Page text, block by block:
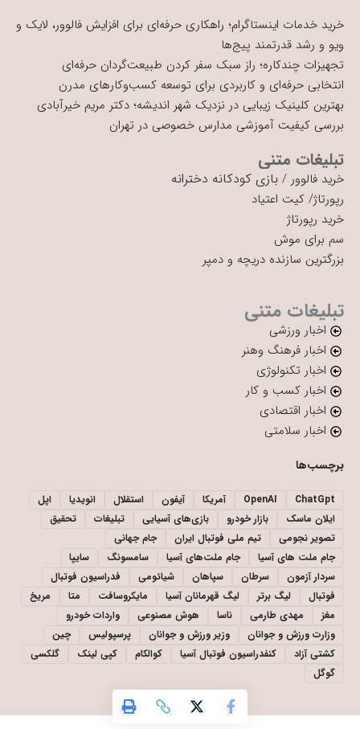
خرید خدمات اینستاگرام؛ راهکاری حرفه‌ای برای افزایش فالوور، لایک و
ویو و رشد قدرتمند پیج‌ها
تجهیزات چندکاره؛ راز سبک سفر کردن طبیعت‌گردان حرفه‌ای
انتخابی حرفه‌ای و کاربردی برای توسعه کسب‌وکارهای مدرن
بهترین کلینیک زیبایی در نزدیک شهر اندیشه؛ دکتر مریم خیرآبادی
بررسی کیفیت آموزشی مدارس خصوصی در تهران
تبلیغات متنی
خرید فالوور / بازی کودکانه دخترانه
رپورتاژ/ کیت اعتیاد
خرید رپورتاژ
سم برای موش
بزرگترین سازنده دریچه و دمپر
تبلیغات متنی
اخبار ورزشی
اخبار فرهنگ وهنر
اخبار تکنولوژی
اخبار کسب و کار
اخبار اقتصادی
اخبار سلامتی
برچسب‌ها
ChatGpt
OpenAI آمریکا آیفون استقلال انویدیا
اپل
ایلان ماسک
بازار خودرو بازی‌های آسیایی تبلیغات
تحقیق
تصویر نجومی
تیم ملی فوتبال ایران
جام جهانی
جام ملت های آسیا
جام ملت‌های آسیا سامسونگ
سایپا
سردار آزمون
سرطان سپاهان شیائومی
فدراسیون فوتبال
فوتبال
لیگ برتر لیگ قهرمانان آسیا مایکروسافت متا
مریخ
مغز
مهدی طارمی ناسا هوش مصنوعی
واردات خودرو
وزارت ورزش و جوانان
وزیر ورزش و جوانان پرسپولیس
چین
کشتی آزاد
کنفدراسیون فوتبال آسیا کوالکام کپی لینک
گلکسی
گوگل